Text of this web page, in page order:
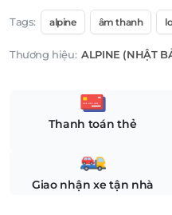
Tags: alpine âm thanh
Thương hiệu: ALPINE (NHẬT
Thanh toán thẻ
Giao nhận xe tận nhà